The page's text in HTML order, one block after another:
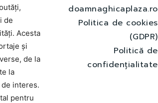
de
Acesta
și
de la
la
interes.
pentru
doamnaghicaplaza.ro
Politica de cookies
(GDPR)
Politică de
confidențialitate